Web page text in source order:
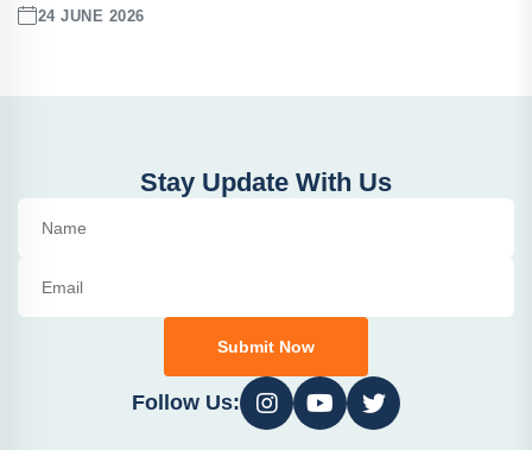
24 JUNE 2026
Stay Update With Us
Submit Now
Follow Us: